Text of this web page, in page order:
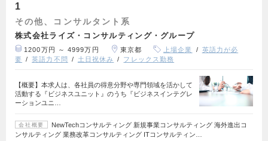
1
その他、コンサルタント系
株式会社ライズ・コンサルティング・グループ
1200万円 ～ 4999万円 東京都 上場企業
英語力が必
要
英語力不問 土日祝休み フレックス勤務
【概要】本求人は、各社員の得意分野や専門領域を活かして
活動する『ビジネスユニット』のうち『ビジネスインテグレ
ーションユニ…
会社概要
NewTechコンサルティング 新規事業コンサルティング 海外進出コ
ンサルティング 業務改革コンサルティング ITコンサルティン…